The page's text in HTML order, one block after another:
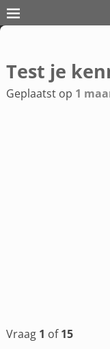
Bericht navigatie
Test je
Geplaatst op 1
Vraag 1 of15